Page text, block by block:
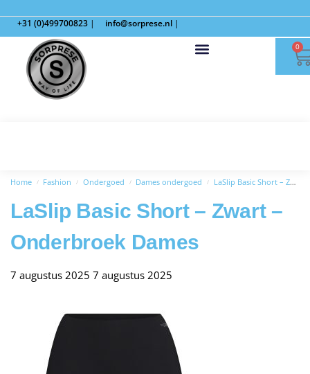
+31 (0)499700823 | info@sorprese.nl |
0
Home / Fashion / Ondergoed / Dames ondergoed / LaSlip Basic Short – Zwart – Onderbroek Dames
LaSlip Basic Short – Zwart –
Onderbroek Dames
7 augustus 2025 7 augustus 2025